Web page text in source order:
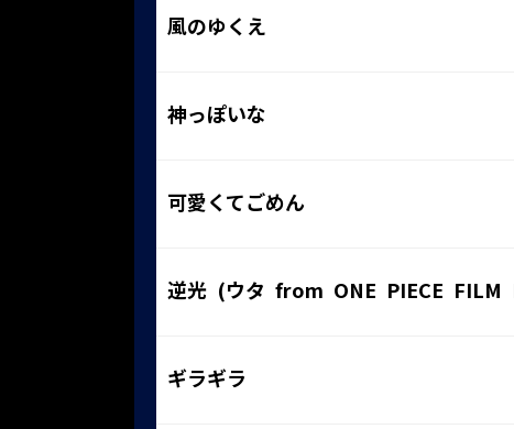
風のゆくえ
神っぽいな
可愛くてごめん
逆光 (ウタ from ONE PIECE FILM
ギラギラ